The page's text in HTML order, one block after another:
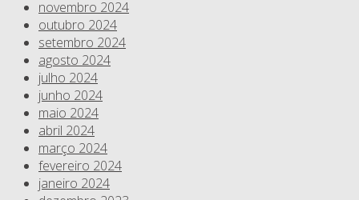
novembro 2024
outubro 2024
setembro 2024
agosto 2024
julho 2024
junho 2024
maio 2024
abril 2024
março 2024
fevereiro 2024
janeiro 2024